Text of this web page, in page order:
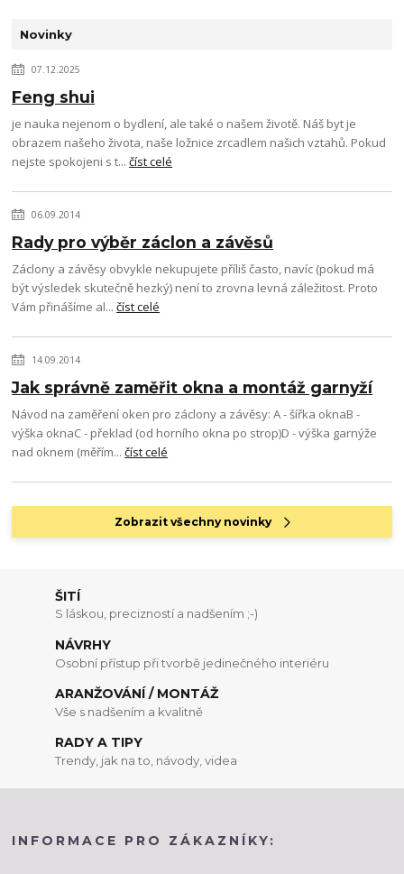
Novinky
07.12.2025
Feng shui
je nauka nejenom o bydlení, ale také o našem životě. Náš byt je
obrazem našeho života, naše ložnice zrcadlem našich vztahů. Pokud
nejste spokojeni s t...číst celé
06.09.2014
Rady pro výběr záclon a závěsů
Záclony a závěsy obvykle nekupujete příliš často, navíc (pokud má
být výsledek skutečně hezký) není to zrovna levná záležitost. Proto
Vám přinášíme al...číst celé
14.09.2014
Jak správně zaměřit okna a montáž garnyží
Návod na zaměření oken pro záclony a závěsy: A - šířka oknaB -
výška oknaC - překlad (od horního okna po strop)D - výška garnýže
nad oknem (měřím...číst celé
Zobrazit všechny novinky
ŠITÍ
S láskou, precizností a nadšením ;-)
NÁVRHY
Osobní přístup při tvorbě jedinečného interiéru
ARANŽOVÁNÍ / MONTÁŽ
Vše s nadšením a kvalitně
RADY A TIPY
Trendy, jak na to, návody, videa
INFORMACE PRO ZÁKAZNÍKY: